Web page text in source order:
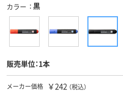
カラー 黒
販売単位：1本
メーカー価格 ￥242 （税込）